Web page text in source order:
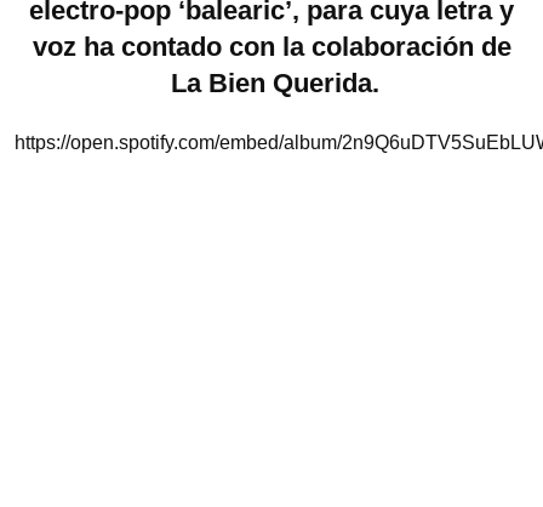
electro-pop ‘balearic’, para cuya letra y
voz ha contado con la colaboración de
La Bien Querida.
https://open.spotify.com/embed/album/